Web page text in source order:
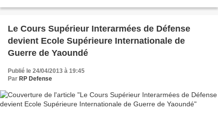
Le Cours Supérieur Interarmées de Défense
devient Ecole Supérieure Internationale de
Guerre de Yaoundé
Publié le 24/04/2013 à 19:45
Par RP Defense